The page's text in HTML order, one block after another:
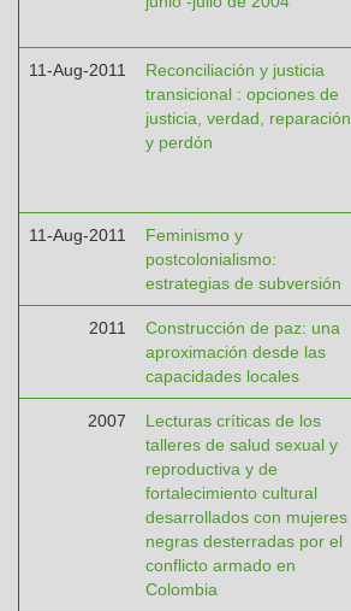
11-Aug-2011
Reconciliación y justicia
transicional : opciones de
justicia, verdad, reparación
y perdón
11-Aug-2011
Feminismo y
postcolonialismo:
estrategias de subversión
2011
Construcción de paz: una
aproximación desde las
capacidades locales
2007
Lecturas críticas de los
talleres de salud sexual y
reproductiva y de
fortalecimiento cultural
desarrollados con mujeres
negras desterradas por el
conflicto armado en
Colombia